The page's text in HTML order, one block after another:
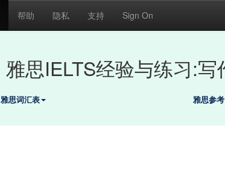
帮助 隐私 支持 Sign On
雅思IELTS经验与练习:写
雅思词汇表 雅思参